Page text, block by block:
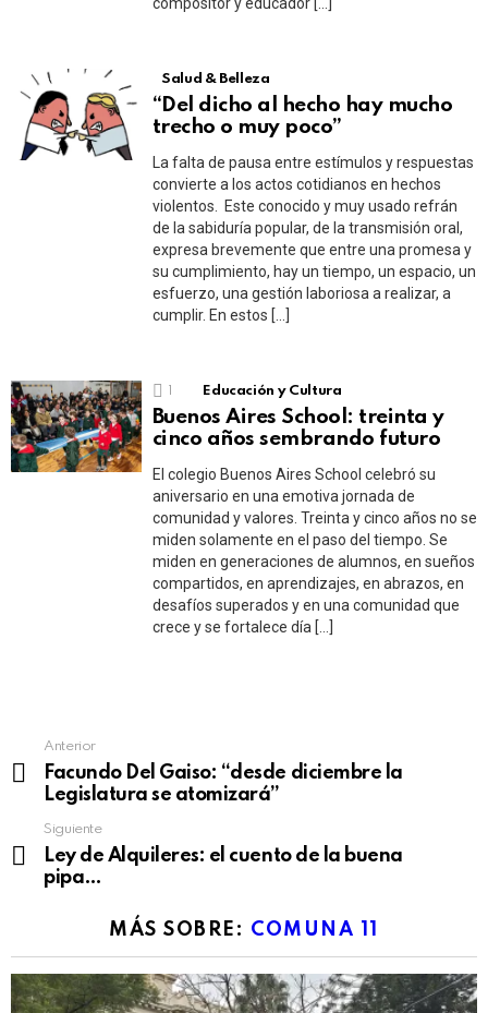
compositor y educador […]
Salud & Belleza
“Del dicho al hecho hay mucho
trecho o muy poco”
La falta de pausa entre estímulos y respuestas
convierte a los actos cotidianos en hechos
violentos. Este conocido y muy usado refrán
de la sabiduría popular, de la transmisión oral,
expresa brevemente que entre una promesa y
su cumplimiento, hay un tiempo, un espacio, un
esfuerzo, una gestión laboriosa a realizar, a
cumplir. En estos […]
Educación y Cultura
Buenos Aires School: treinta y
cinco años sembrando futuro
El colegio Buenos Aires School celebró su
aniversario en una emotiva jornada de
comunidad y valores. Treinta y cinco años no se
miden solamente en el paso del tiempo. Se
miden en generaciones de alumnos, en sueños
compartidos, en aprendizajes, en abrazos, en
desafíos superados y en una comunidad que
crece y se fortalece día […]
more
Anterior
Facundo Del Gaiso: “desde diciembre la
Legislatura se atomizará”
Siguiente
Ley de Alquileres: el cuento de la buena
pipa…
MÁS SOBRE: COMUNA 11